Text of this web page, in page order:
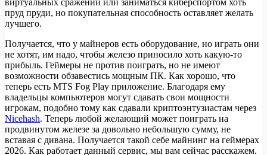
пруд пруди, но покупательная способность оставляет желать
лучшего.
Получается, что у майнеров есть оборудование, но играть они
не хотят, им надо, чтобы железо приносило хоть какую-то
прибыль. Геймеры не против поиграть, но не имеют
возможности обзавестись мощным ПК. Как хорошо, что
теперь есть MTS Fog Play приложение. Благодаря ему
владельцы компьютеров могут сдавать свои мощности
игрокам, подобно тому как сдавали криптоэнтузиастам через
Nicehash. Теперь любой желающий может поиграть на
продвинутом железе за довольно небольшую сумму, не
вставая с дивана. Получается такой себе майнинг на геймерах
2026. Как работает данный сервис, мы вам сейчас расскажем.